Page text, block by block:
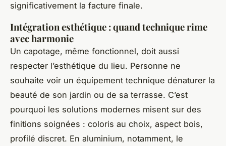
significativement la facture finale.
Intégration esthétique : quand technique rime
avec harmonie
Un capotage, même fonctionnel, doit aussi
respecter l’esthétique du lieu. Personne ne
souhaite voir un équipement technique dénaturer la
beauté de son jardin ou de sa terrasse. C’est
pourquoi les solutions modernes misent sur des
finitions soignées : coloris au choix, aspect bois,
profilé discret. En aluminium, notamment, le